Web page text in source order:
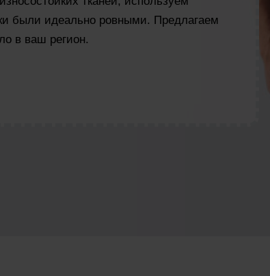
были идеально ровными. Предлагаем
в ваш регион.